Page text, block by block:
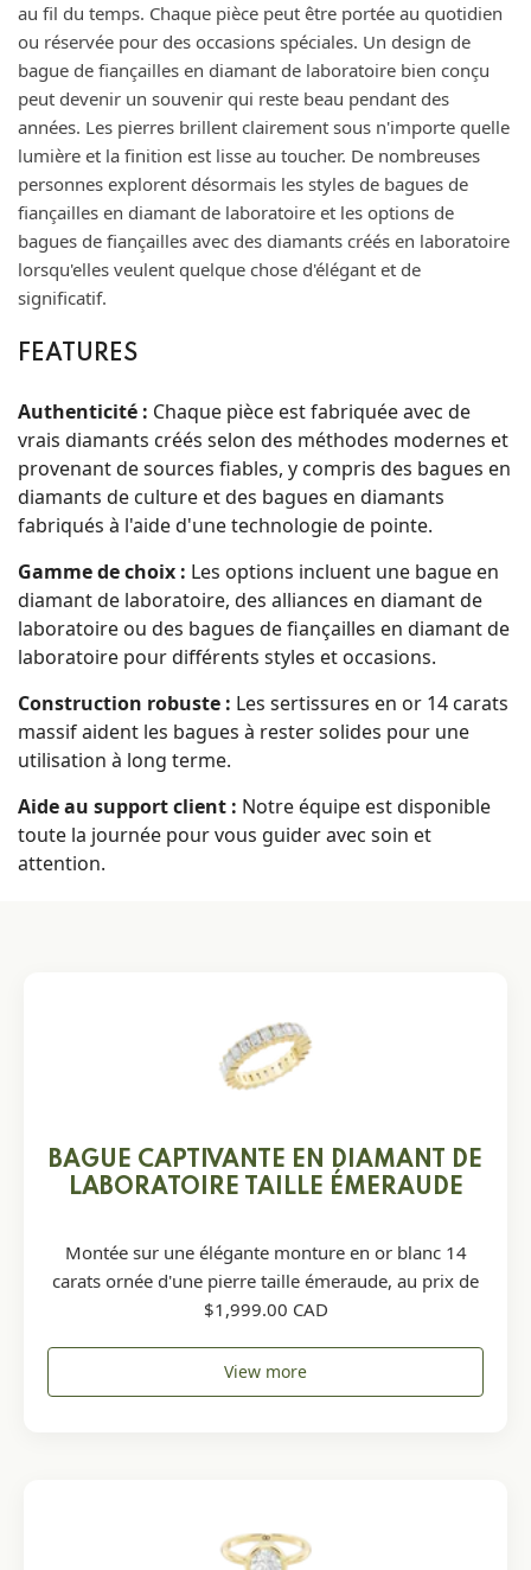
au fil du temps. Chaque pièce peut être portée au quotidien
ou réservée pour des occasions spéciales. Un design de
bague de fiançailles en diamant de laboratoire bien conçu
peut devenir un souvenir qui reste beau pendant des
années. Les pierres brillent clairement sous n'importe quelle
lumière et la finition est lisse au toucher. De nombreuses
personnes explorent désormais les styles de bagues de
fiançailles en diamant de laboratoire et les options de
bagues de fiançailles avec des diamants créés en laboratoire
lorsqu'elles veulent quelque chose d'élégant et de
significatif.
FEATURES
Authenticité : Chaque pièce est fabriquée avec de
vrais diamants créés selon des méthodes modernes et
provenant de sources fiables, y compris des bagues en
diamants de culture et des bagues en diamants
fabriqués à l'aide d'une technologie de pointe.
Gamme de choix : Les options incluent une bague en
diamant de laboratoire, des alliances en diamant de
laboratoire ou des bagues de fiançailles en diamant de
laboratoire pour différents styles et occasions.
Construction robuste : Les sertissures en or 14 carats
massif aident les bagues à rester solides pour une
utilisation à long terme.
Aide au support client : Notre équipe est disponible
toute la journée pour vous guider avec soin et
attention.
BAGUE CAPTIVANTE EN DIAMANT DE
LABORATOIRE TAILLE ÉMERAUDE
Montée sur une élégante monture en or blanc 14
carats ornée d'une pierre taille émeraude, au prix de
$1,999.00 CAD
View more